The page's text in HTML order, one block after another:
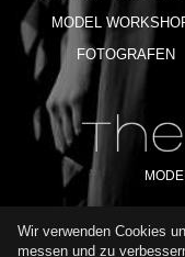
MODEL
FOTOGRAFEN
Wir verwenden Cookies
messen und zu